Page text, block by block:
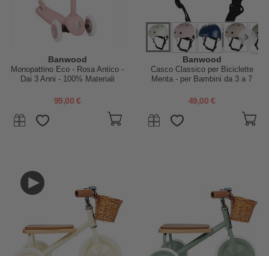
Banwood
Monopattino Eco - Rosa Antico -
Dai 3 Anni - 100% Materiali
99,00 €
...
Banwood
Casco Classico per Biciclette
Menta - per Bambini da 3 a 7
49,00 €